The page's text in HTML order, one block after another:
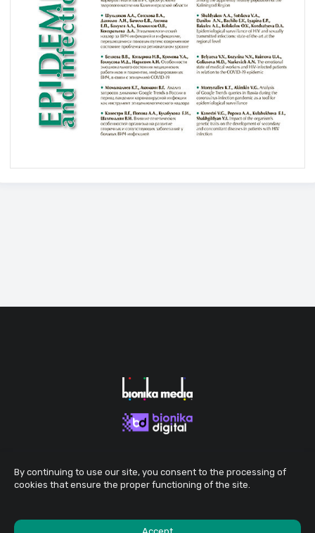
By continuing to use our site, you consent to the processing of
cookies that ensure the proper functioning of the site.